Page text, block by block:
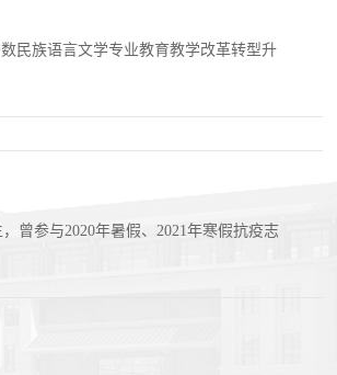
民族语言文学专业教育教学改革转型升
曾参与2020年暑假、2021年寒假抗疫志